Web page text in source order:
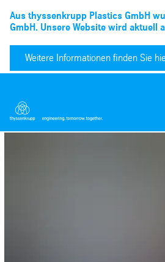
Aus thyssenkrupp Plastics GmbH
GmbH. Unsere Website wird aktuell
Weitere Informationen finden Sie